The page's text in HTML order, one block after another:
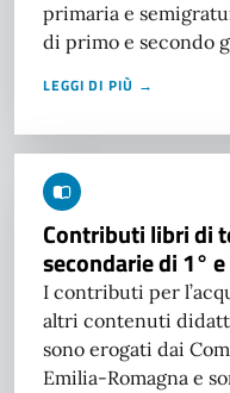
primaria e
di primo e secondo
LEGGI DI PIÙ →
Contributi libri di
secondarie di 1°
I contributi per
altri contenuti
sono erogati dai
Emilia-Romagna e